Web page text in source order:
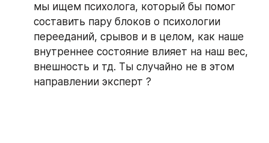
мы ищем психолога, который бы помог
составить пару блоков о психологии
перееданий, срывов и в целом, как наше
внутреннее состояние влияет на наш вес,
внешность и тд. Ты случайно не в этом
направлении эксперт ?